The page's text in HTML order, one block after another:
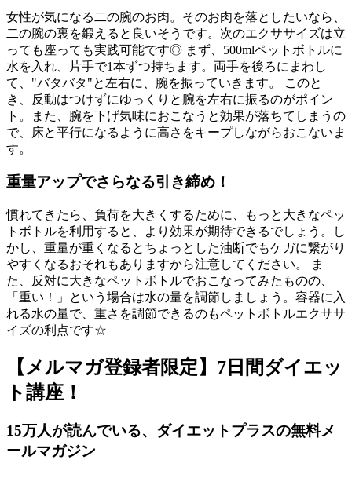
女性が気になる二の腕のお肉。そのお肉を落としたいなら、
二の腕の裏を鍛えると良いそうです。次のエクササイズは立
っても座っても実践可能です◎ まず、500mlペットボトルに
水を入れ、片手で1本ずつ持ちます。両手を後ろにまわし
て、"バタバタ"と左右に、腕を振っていきます。 このと
き、反動はつけずにゆっくりと腕を左右に振るのがポイン
ト。また、腕を下げ気味におこなうと効果が落ちてしまうの
で、床と平行になるように高さをキープしながらおこないま
す。
重量アップでさらなる引き締め！
慣れてきたら、負荷を大きくするために、もっと大きなペッ
トボトルを利用すると、より効果が期待できるでしょう。し
かし、重量が重くなるとちょっとした油断でもケガに繋がり
やすくなるおそれもありますから注意してください。 ま
た、反対に大きなペットボトルでおこなってみたものの、
「重い！」という場合は水の量を調節しましょう。容器に入
れる水の量で、重さを調節できるのもペットボトルエクササ
イズの利点です☆
【メルマガ登録者限定】7日間ダイエッ
ト講座！
15万人が読んでいる、ダイエットプラスの無料メ
ールマガジン